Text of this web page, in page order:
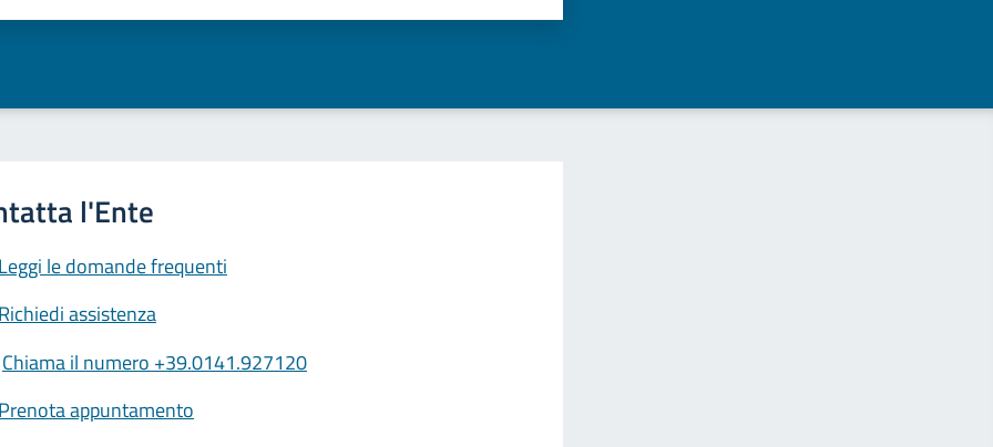
Leggi le domande frequenti
Richiedi assistenza
Chiama il numero +39.0141.927120
Prenota appuntamento